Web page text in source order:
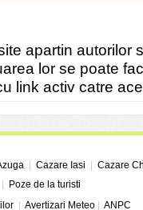
apartin autorilor
lor se poate
link activ catre
Cazare Iasi
Cazare
Poze de la turisti
Avertizari Meteo ANPC